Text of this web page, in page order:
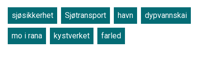
sjøsikkerhet Sjøtransport havn dypvannskai
mo i rana kystverket farled